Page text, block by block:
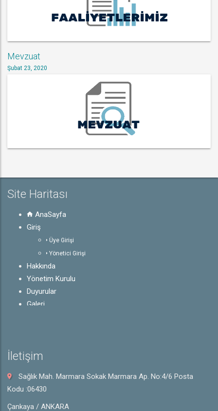
Mevzuat
Şubat 23, 2020
Site Haritası
AnaSayfa
Giriş
Üye Girişi
Yönetici Girişi
Hakkında
Yönetim Kurulu
Duyurular
Galeri
İletişim
Sağlık Mah. Marmara Sokak Marmara Ap. No:4/6 Posta
Kodu :06430
Çankaya / ANKARA